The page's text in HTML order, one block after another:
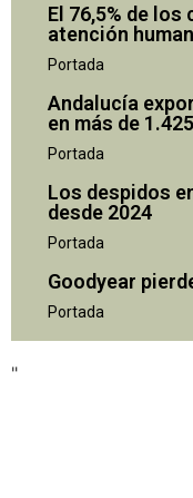
El 76,5% de
atención
Portada
Andalucía
en más de
Portada
Los despidos
desde 2024
Portada
Goodyear
Portada
"